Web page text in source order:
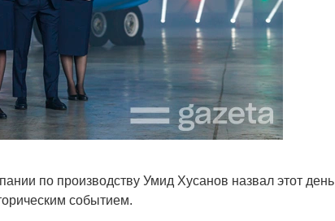
по производству Умид Хусанов назвал этот день
событием.